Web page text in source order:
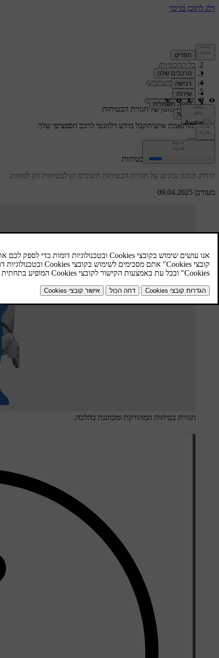
תמיכה/
כל המכוניות/
ES90 2027
/
מדריך למשתמש/
בטיחות/
חגורות בטיחות/
הידוק וכוונון של חגורת הבטיחות
תמיכה מותאמת אישיתקבל מידע רלוונטי לרכב הספציפי שלך.
מעודכן 09.04.2025
הידוק וכוונון של חגורת הבטיחות
הידוק וכוונון נכונים של חגורת הבטיחות חשובים הן לבטיחות והן לנוחות.
חגורת בטיחות המהודקת ומכווננת כהלכה.